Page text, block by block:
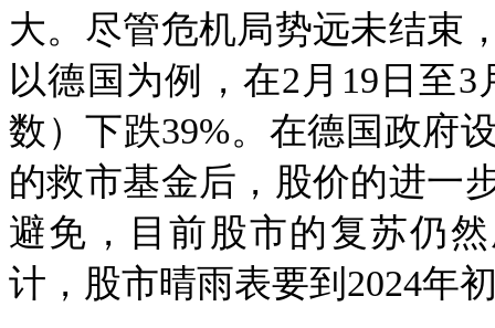
大。尽管危机局势远未结束
以德国为例，在2月19日至
数）下跌39%。在德国政府
的救市基金后，股价的进一
避免，目前股市的复苏仍
计，股市晴雨表要到2024年